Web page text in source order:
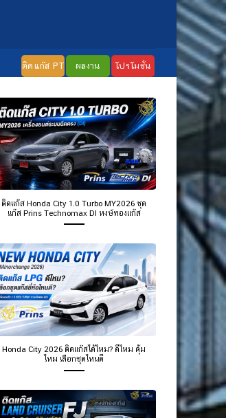
ติดแก๊ส PT ผลงาน โปรโมชั่น
ติดแก๊ส Honda City 1.0 Turbo MY2026 ชุด
แก๊ส Prins Technomax DI หงษ์ทองแก๊ส
Honda City 2026 ติดแก๊สได้ไหม? ดีไหม คุ้ม
ไหม เลือกชุดไหนดี